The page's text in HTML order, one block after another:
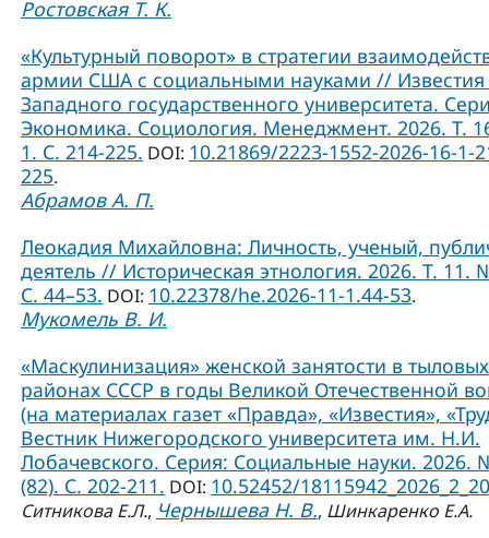
Ростовская Т. К.
«Культурный поворот» в стратегии
армии США с социальными науками //
Западного государственного университета.
Экономика. Социология. Менеджмент. 2026. Т.
1. С. 214-225. DOI: 10.21869/2223-1552-2026-16-1-
225.
Абрамов А. П.
Леокадия Михайловна: Личность, ученый,
деятель // Историческая этнология. 2026. Т. 11.
С. 44–53. DOI: 10.22378/he.2026-11-1.44-53.
Мукомель В. И.
«Маскулинизация» женской занятости в тыловых
районах СССР в годы Великой Отечественной
(на материалах газет «Правда», «Известия»,
Вестник Нижегородского университета им. Н.И.
Лобачевского. Серия: Социальные науки. 2026.
(82). С. 202-211. DOI: 10.52452/
Ситникова Е.Л., Чернышева Н. В., Шинкаренко Е.А.